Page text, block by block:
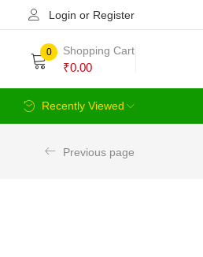
Login or Register
0 Shopping Cart
₹0.00
Recently Viewed
Previous page